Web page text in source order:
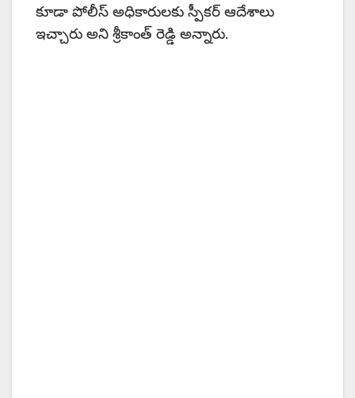
కూడా పోలీస్‌ అధికారులకు స్పీకర్‌ ఆదేశాలు
ఇచ్చారు అని శ్రీకాంత్ రెడ్డి అన్నారు.